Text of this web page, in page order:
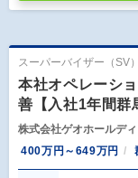
スーパーバイザー（SV）
本社オペレーシ
善【入社1年間群
株式会社ゲオホールデ
400万円～649万円